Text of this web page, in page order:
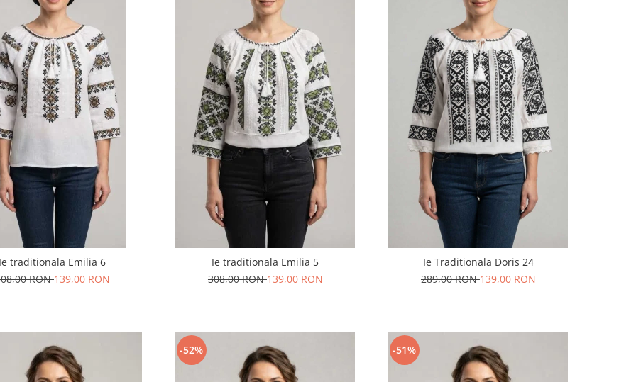
traditionala Emilia 6
RON139,00 RON
Ie traditionala Emilia 5
308,00 RON139,00 RON
Ie Traditionala Doris 24
289,00 RON139,00 RON
-52% -51%